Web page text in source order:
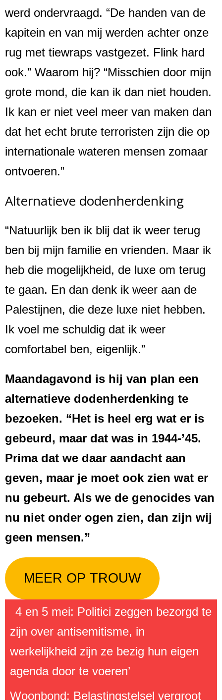
werd ondervraagd. “De handen van de
kapitein en van mij werden achter onze
rug met tiewraps vastgezet. Flink hard
ook.” Waarom hij? “Misschien door mijn
grote mond, die kan ik dan niet houden.
Ik kan er niet veel meer van maken dan
dat het echt brute terroristen zijn die op
internationale wateren mensen zomaar
ontvoeren.”
Alternatieve dodenherdenking
“Natuurlijk ben ik blij dat ik weer terug
ben bij mijn familie en vrienden. Maar ik
heb die mogelijkheid, de luxe om terug
te gaan. En dan denk ik weer aan de
Palestijnen, die deze luxe niet hebben.
Ik voel me schuldig dat ik weer
comfortabel ben, eigenlijk.”
Maandagavond is hij van plan een
alternatieve dodenherdenking te
bezoeken. “Het is heel erg wat er is
gebeurd, maar dat was in 1944-’45.
Prima dat we daar aandacht aan
geven, maar je moet ook zien wat er
nu gebeurt. Als we de genocides van
nu niet onder ogen zien, dan zijn wij
geen mensen.”
MEER OP TROUW
4 en 5 mei: Politici zeggen bezorgd te
zijn over antisemitisme, in
werkelijkheid zijn ze bezig hun eigen
agenda door te voeren’
Woonbond: Belastingstelsel vergroot